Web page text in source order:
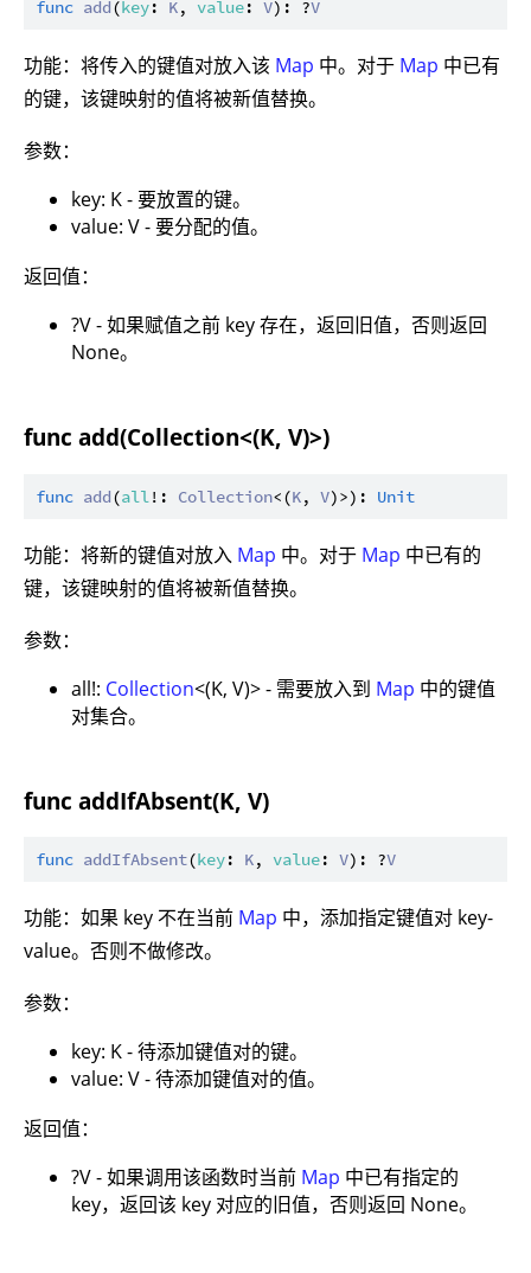
func add(key: K, value: V): ?V
功能：将传入的键值对放入该 Map 中。对于 Map 中已有
的键，该键映射的值将被新值替换。
参数：
key: K - 要放置的键。
value: V - 要分配的值。
返回值：
?V - 如果赋值之前 key 存在，返回旧值，否则返回
None。
func add(Collection<(K, V)>)
func add(all!: Collection<(K, V)>): Unit
功能：将新的键值对放入 Map 中。对于 Map 中已有的
键，该键映射的值将被新值替换。
参数：
all!: Collection<(K, V)> - 需要放入到 Map 中的键值
对集合。
func addIfAbsent(K, V)
func addIfAbsent(key: K, value: V): ?V
功能：如果 key 不在当前 Map 中，添加指定键值对 key-
value。否则不做修改。
参数：
key: K - 待添加键值对的键。
value: V - 待添加键值对的值。
返回值：
?V - 如果调用该函数时当前 Map 中已有指定的
key，返回该 key 对应的旧值，否则返回 None。